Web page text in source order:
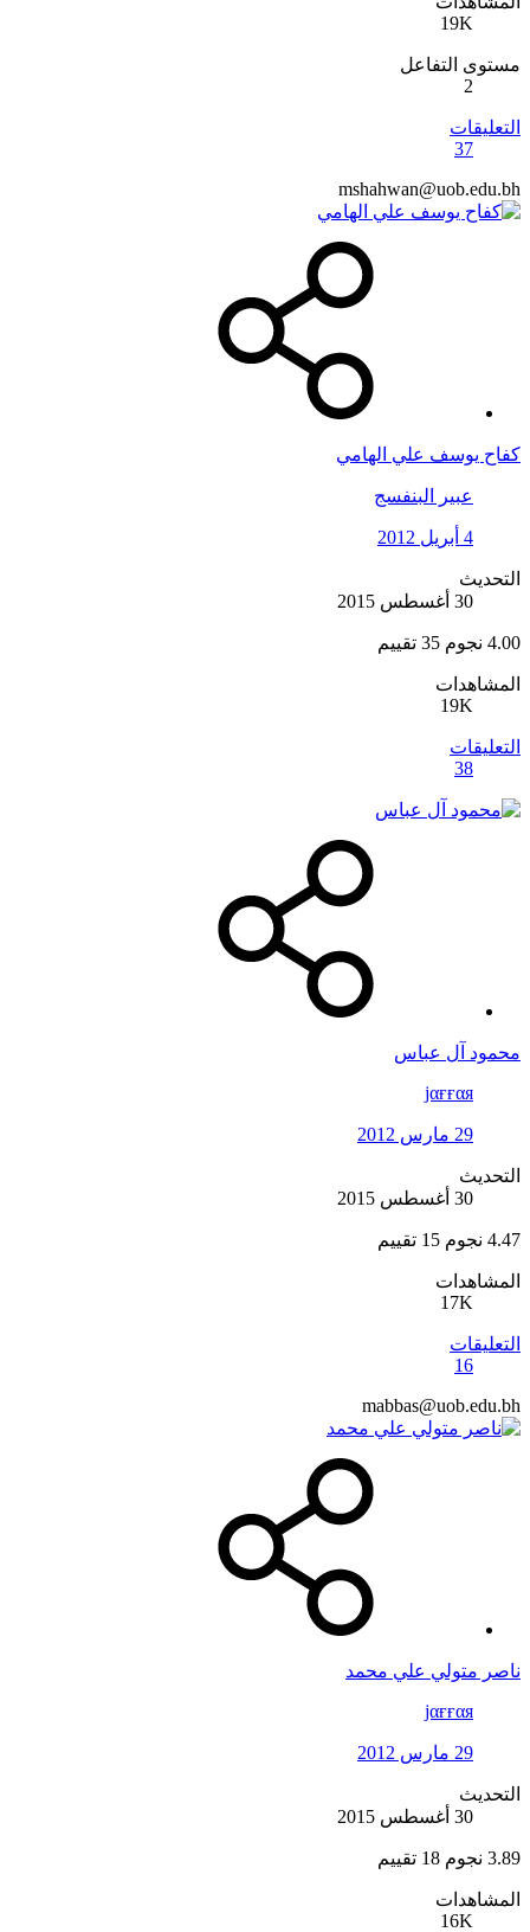
19K
مستوى التفاعل
2
التعليقات
37
mshahwan@uob.edu.bh
كفاح يوسف علي الهامي
عبير البنفسج
4 أبريل 2012
التحديث
30 أغسطس 2015
4.00 نجوم 35 تقييم
المشاهدات
19K
التعليقات
38
محمود آل عباس
jαғғαя
29 مارس 2012
التحديث
30 أغسطس 2015
4.47 نجوم 15 تقييم
المشاهدات
17K
التعليقات
16
mabbas@uob.edu.bh
ناصر متولي علي محمد
jαғғαя
29 مارس 2012
التحديث
30 أغسطس 2015
3.89 نجوم 18 تقييم
المشاهدات
16K